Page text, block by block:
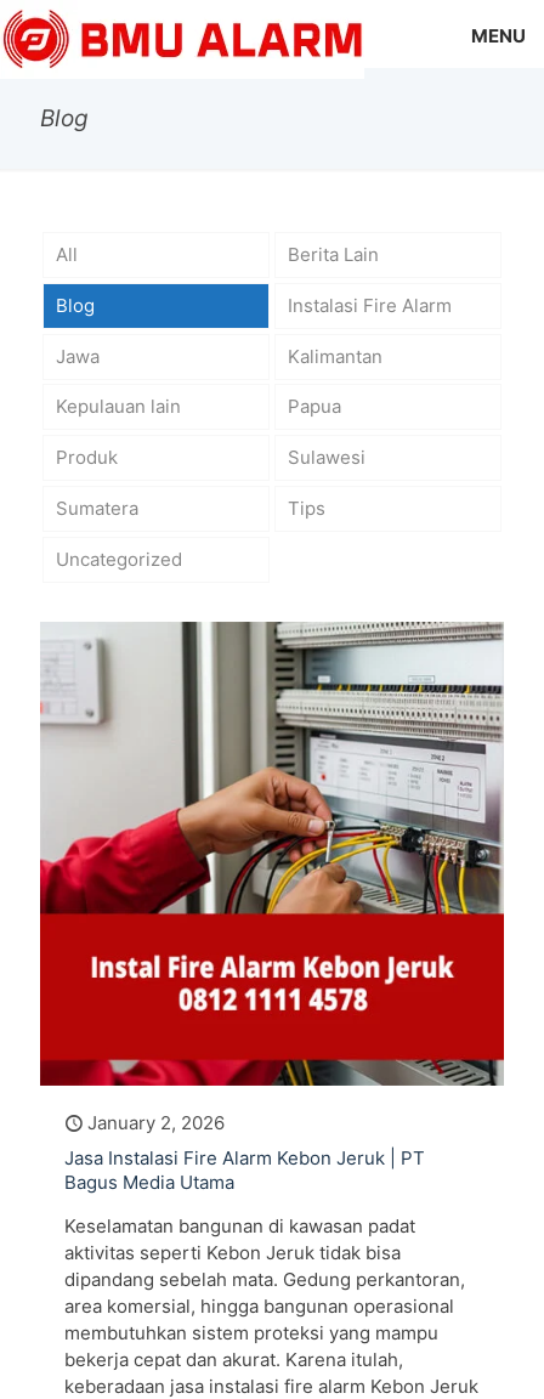
MENU
Blog
All Berita Lain
Blog Instalasi Fire Alarm
Jawa Kalimantan
Kepulauan lain Papua
Produk Sulawesi
Sumatera Tips
Uncategorized
January 2, 2026
Jasa Instalasi Fire Alarm Kebon Jeruk | PT
Bagus Media Utama
Keselamatan bangunan di kawasan padat
aktivitas seperti Kebon Jeruk tidak bisa
dipandang sebelah mata. Gedung perkantoran,
area komersial, hingga bangunan operasional
membutuhkan sistem proteksi yang mampu
bekerja cepat dan akurat. Karena itulah,
keberadaan jasa instalasi fire alarm Kebon Jeruk